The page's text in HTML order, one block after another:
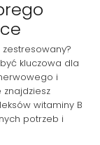
kluczowa dla
i
witaminy B
potrzeb i